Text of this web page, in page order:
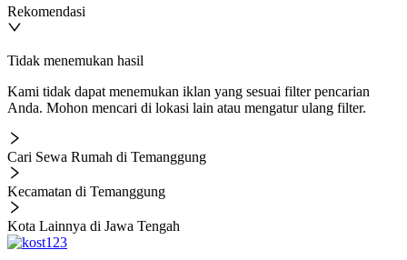
Rekomendasi
Tidak menemukan hasil
Kami tidak dapat menemukan iklan yang sesuai filter pencarian
Anda. Mohon mencari di lokasi lain atau mengatur ulang filter.
Cari Sewa Rumah di Temanggung
Kecamatan di Temanggung
Kota Lainnya di Jawa Tengah